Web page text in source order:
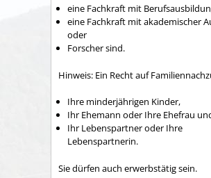
eine Fachkraft mit
eine Fachkraft mit akademischer
oder
Forscher sind.
Hinweis: Ein Recht auf
Ihre minderjährigen Kinder,
Ihr Ehemann oder Ihre Ehefrau
Ihr Lebenspartner oder Ihre
Lebenspartnerin.
Sie dürfen auch erwerbstätig sein.